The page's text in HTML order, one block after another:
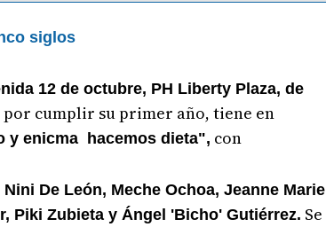
siglos
12 de octubre, PH Liberty Plaza, de
por cumplir su primer año, tiene en
y enicma hacemos dieta", con
De León, Meche Ochoa, Jeanne Marie
Piki Zubieta y Ángel 'Bicho' Gutiérrez. Se